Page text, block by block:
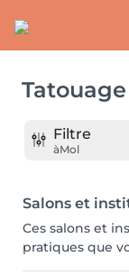
Filtre
àMol
Salons et
Ces salons et
pratiques que